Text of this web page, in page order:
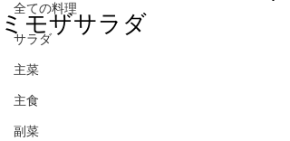
全ての料理
サラダ
主菜
主食
副菜
ミモザサラダ